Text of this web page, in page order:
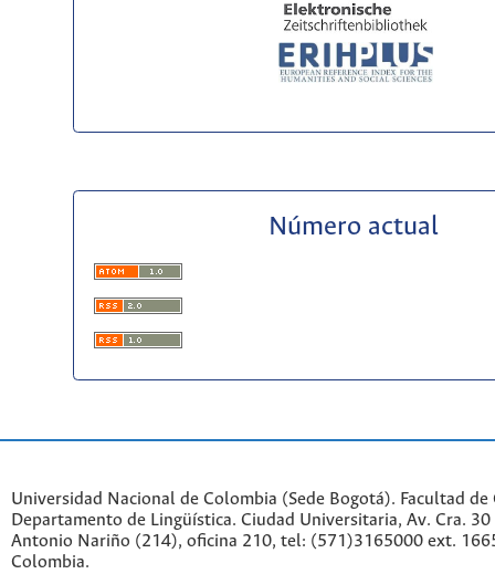
Número actual
Universidad Nacional de Colombia (Sede Bogotá). Facultad de
Departamento de Lingüística. Ciudad Universitaria, Av. Cra.
Antonio Nariño (214), oficina 210, tel: (571)3165000 ext.
Colombia.